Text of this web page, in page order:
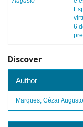
6
Discover
Author
Marques, Cézar Augusto